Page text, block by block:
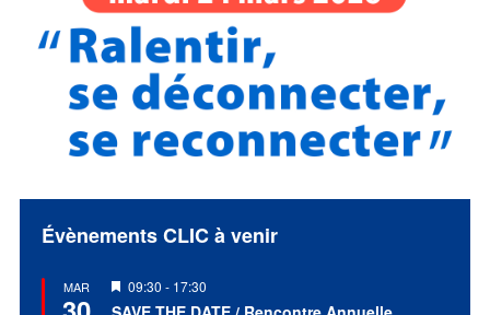
Évènements CLIC à venir
MAR
Mis
en
09:30 - 17:30